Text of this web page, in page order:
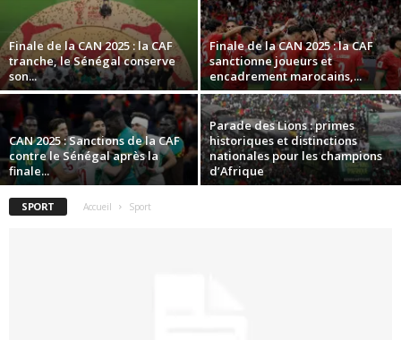
Finale de la CAN 2025 : la CAF
tranche, le Sénégal conserve
son...
Finale de la CAN 2025 : la CAF
sanctionne joueurs et
encadrement marocains,...
CAN 2025 : Sanctions de la CAF
contre le Sénégal après la
finale...
Parade des Lions : primes
historiques et distinctions
nationales pour les champions
d’Afrique
SPORT Accueil Sport